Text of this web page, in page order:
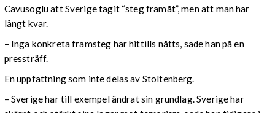
Cavusoglu att Sverige tagit “steg framåt”, men att man har
långt kvar.
– Inga konkreta framsteg har hittills nåtts, sade han på en
pressträff.
En uppfattning som inte delas av Stoltenberg.
– Sverige har till exempel ändrat sin grundlag. Sverige har